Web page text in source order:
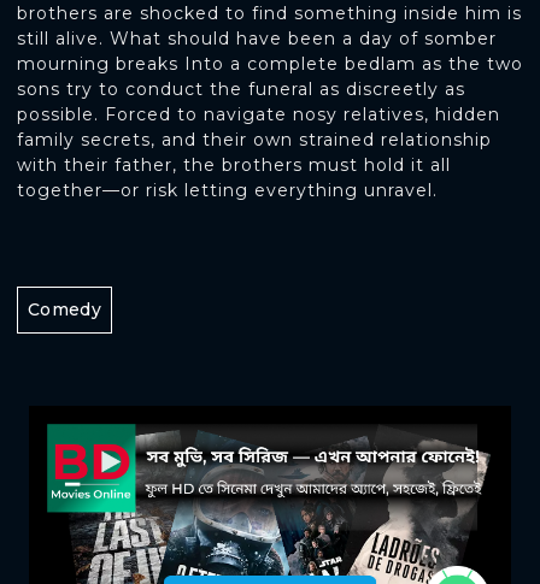
brothers are shocked to find something inside him is
still alive. What should have been a day of somber
mourning breaks Into a complete bedlam as the two
sons try to conduct the funeral as discreetly as
possible. Forced to navigate nosy relatives, hidden
family secrets, and their own strained relationship
with their father, the brothers must hold it all
together—or risk letting everything unravel.
Comedy